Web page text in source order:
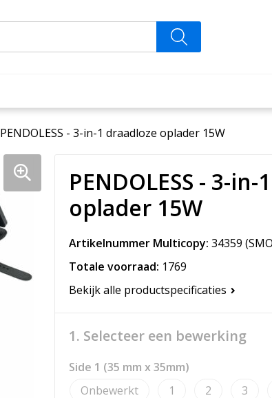
PENDOLESS - 3-in-1 draadloze oplader 15W
PENDOLESS - 3-
oplader 15W
Artikelnummer Multicopy: 34359
Totale voorraad: 1769
Bekijk alle productspecificaties
1. Selecteer een bewerking
Side 1 (35 mm x 35mm)
Onbewerkt
1 2 3